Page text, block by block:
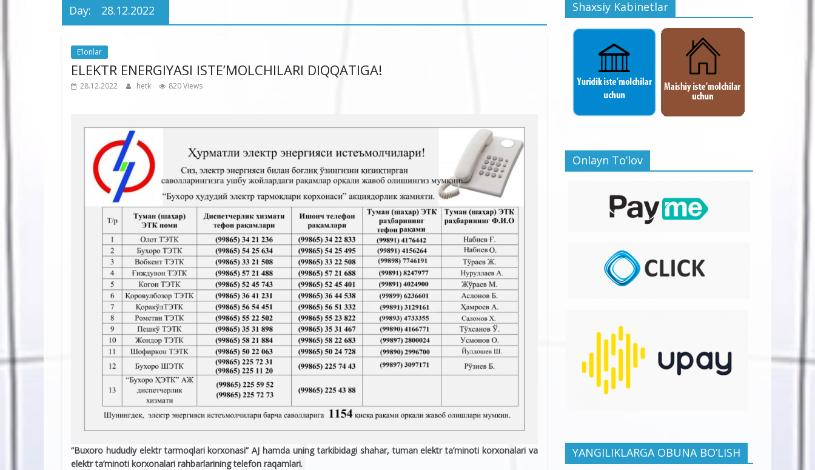
Day: 28.12.2022
E’lonlar
ELEKTR ENERGIYASI ISTE’MOLCHILARI DIQQATIGA!
28.12.2022 hetk 820 Views
“Buxoro hududiy elektr tarmoqlari korxonasi” AJ hamda uning tarkibidagi shahar, tuman elektr ta’minoti korxonalari va
elektr ta’minoti korxonalari rahbarlarining telefon raqamlari.
Shaxsiy Kabinetlar
Onlayn To’lov
YANGILIKLARGA OBUNA BO’LISH